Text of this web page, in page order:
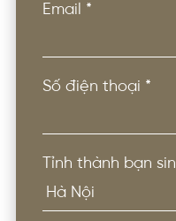
Email *
Số điện thoại *
Tỉnh thành bạn